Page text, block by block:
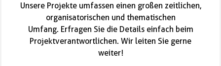
Unsere Projekte umfassen einen großen zeitlichen,
organisatorischen und thematischen
Umfang. Erfragen Sie die Details einfach beim
Projektverantwortlichen. Wir leiten Sie gerne
weiter!